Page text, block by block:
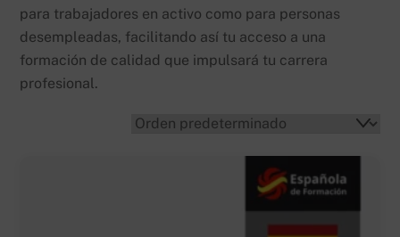
para trabajadores en activo como para personas
desempleadas, facilitando así tu acceso a una
formación de calidad que impulsará tu carrera
profesional.